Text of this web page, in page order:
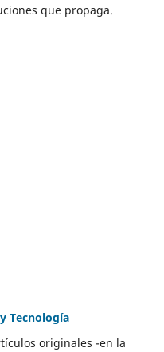
que propaga.
Tecnología
originales -en la